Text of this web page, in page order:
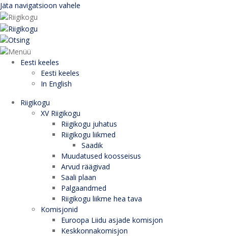
Jäta navigatsioon vahele
Eesti keeles
Eesti keeles
In English
Riigikogu
XV Riigikogu
Riigikogu juhatus
Riigikogu liikmed
Saadik
Muudatused koosseisus
Arvud räägivad
Saali plaan
Palgaandmed
Riigikogu liikme hea tava
Komisjonid
Euroopa Liidu asjade komisjon
Keskkonnakomisjon